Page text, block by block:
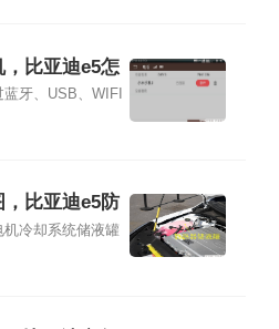
，比亚迪e5怎
牙、USB、WIFI
，比亚迪e5防
冷却系统储液罐